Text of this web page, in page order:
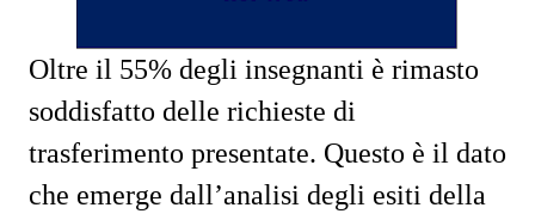
Oltre il 55% degli insegnanti è rimasto
soddisfatto delle richieste di
trasferimento presentate. Questo è il dato
che emerge dall’analisi degli esiti della